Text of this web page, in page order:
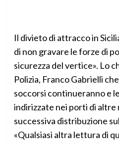
Il divieto di attracco in
di non gravare le forze di
sicurezza del vertice». Lo
Polizia, Franco Gabrielli
soccorsi continueranno e
indirizzate nei porti di altre
successiva distribuzione
«Qualsiasi altra lettura di